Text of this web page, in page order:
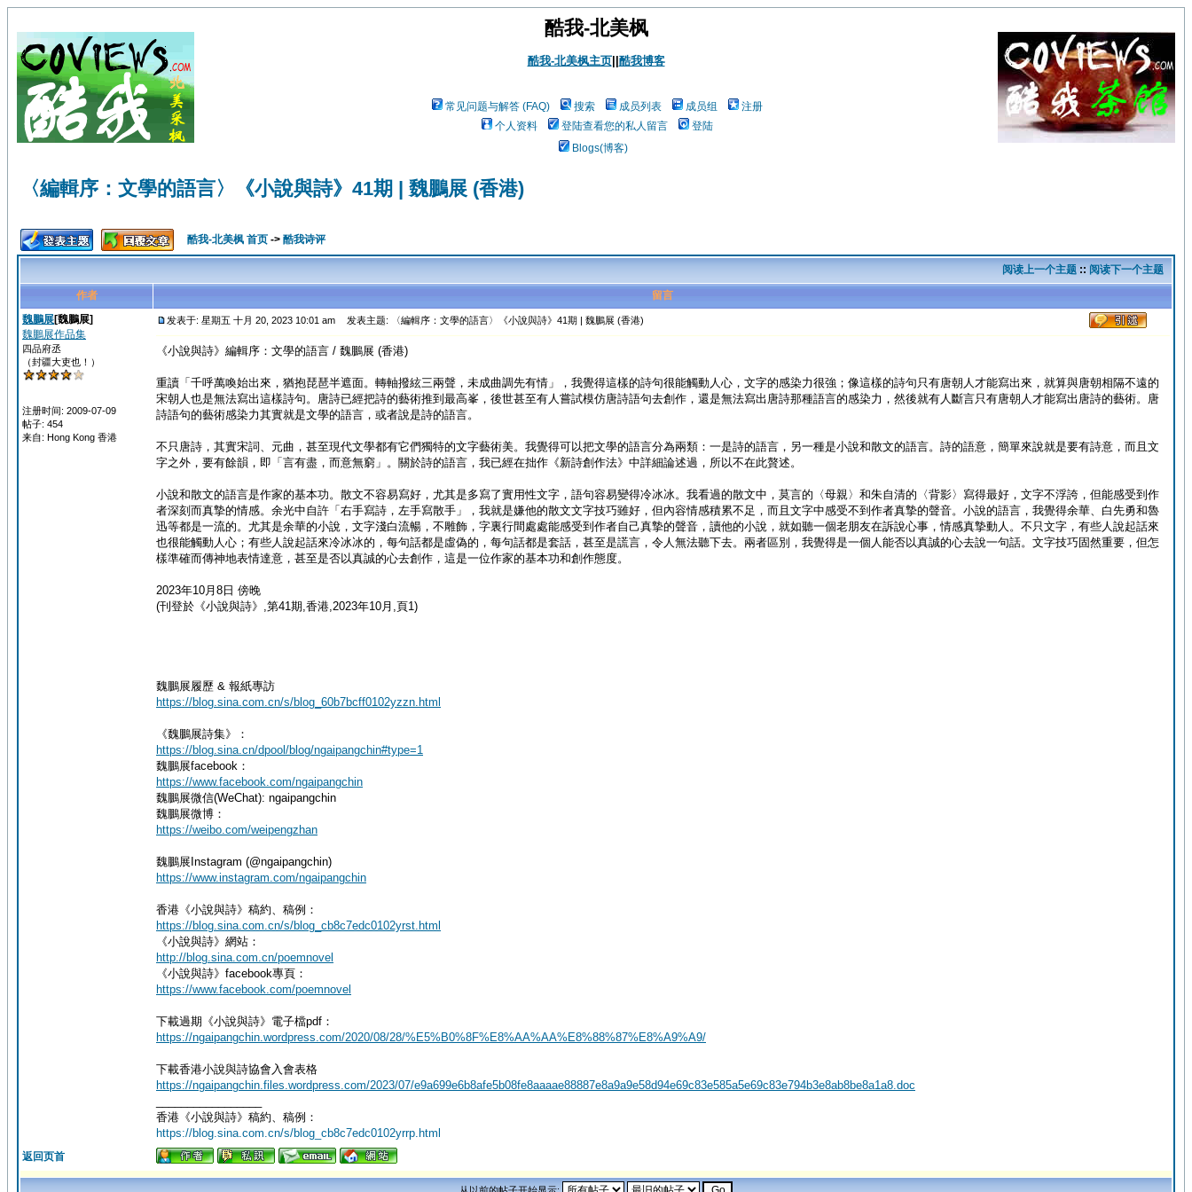
酷我-北美枫
酷我-北美枫主页|| 酷我博客
常见问题与解答 (FAQ) 搜索 成员列表 成员组
注册
个人资料
登陆查看您的私人留言
登陆
Blogs(博客)
〈編輯序：文學的語言〉《小說與詩》41期 | 魏鵬展 (香港)
酷我-北美枫 首页 -> 酷我诗评
阅读上一个主题 :: 阅读下一个主题
作者
留言
魏鵬展[魏鵬展]
魏鵬展作品集
四品府丞
（封疆大吏也！）
注册时间: 2009-07-09
帖子: 454
来自: Hong Kong 香港
发表于: 星期五 十月 20, 2023 10:01 am 发表主题: 〈編輯序：文學的語言〉《小說與詩》41期 | 魏鵬展 (香港)
《小說與詩》編輯序：文學的語言 / 魏鵬展 (香港)
重讀「千呼萬喚始出來，猶抱琵琶半遮面。轉軸撥絃三兩聲，未成曲調先有情」，我覺得這樣的詩句很能觸動人心，文字的感染力很強；像這樣的詩句只有唐朝人才能寫出來，就算與唐朝相隔不遠的
宋朝人也是無法寫出這樣詩句。唐詩已經把詩的藝術推到最高峯，後世甚至有人嘗試模仿唐詩語句去創作，還是無法寫出唐詩那種語言的感染力，然後就有人斷言只有唐朝人才能寫出唐詩的藝術。唐
詩語句的藝術感染力其實就是文學的語言，或者說是詩的語言。
不只唐詩，其實宋詞、元曲，甚至現代文學都有它們獨特的文字藝術美。我覺得可以把文學的語言分為兩類：一是詩的語言，另一種是小說和散文的語言。詩的語意，簡單來說就是要有詩意，而且文
字之外，要有餘韻，即「言有盡，而意無窮」。關於詩的語言，我已經在拙作《新詩創作法》中詳細論述過，所以不在此贅述。
小說和散文的語言是作家的基本功。散文不容易寫好，尤其是多寫了實用性文字，語句容易變得冷冰冰。我看過的散文中，莫言的〈母親〉和朱自清的〈背影〉寫得最好，文字不浮誇，但能感受到作
者深刻而真摯的情感。余光中自許「右手寫詩，左手寫散手」，我就是嫌他的散文文字技巧雖好，但內容情感積累不足，而且文字中感受不到作者真摯的聲音。小說的語言，我覺得余華、白先勇和魯
迅等都是一流的。尤其是余華的小說，文字淺白流暢，不雕飾，字裏行間處處能感受到作者自己真摯的聲音，讀他的小說，就如聽一個老朋友在訴說心事，情感真摯動人。不只文字，有些人說起話來
也很能觸動人心；有些人說起話來冷冰冰的，每句話都是虛偽的，每句話都是套話，甚至是謊言，令人無法聽下去。兩者區別，我覺得是一個人能否以真誠的心去說一句話。文字技巧固然重要，但怎
樣準確而傳神地表情達意，甚至是否以真誠的心去創作，這是一位作家的基本功和創作態度。
2023年10月8日 傍晚
(刊登於《小說與詩》,第41期,香港,2023年10月,頁1)
魏鵬展履歷 & 報紙專訪
https://blog.sina.com.cn/s/blog_60b7bcff0102yzzn.html
《魏鵬展詩集》：
https://blog.sina.cn/dpool/blog/ngaipangchin#type=1
魏鵬展facebook：
https://www.facebook.com/ngaipangchin
魏鵬展微信(WeChat): ngaipangchin
魏鵬展微博：
https://weibo.com/weipengzhan
魏鵬展Instagram (@ngaipangchin)
https://www.instagram.com/ngaipangchin
香港《小說與詩》稿約、稿例：
https://blog.sina.com.cn/s/blog_cb8c7edc0102yrst.html
《小說與詩》網站：
http://blog.sina.com.cn/poemnovel
《小說與詩》facebook專頁：
https://www.facebook.com/poemnovel
下載過期《小說與詩》電子檔pdf：
https://ngaipangchin.wordpress.com/2020/08/28/%E5%B0%8F%E8%AA%AA%E8%88%87%E8%A9%A9/
下載香港小說與詩協會入會表格
https://ngaipangchin.files.wordpress.com/2023/07/e9a699e6b8afe5b08fe8aaaae88887e8a9a9e58d94e69c83e585a5e69c83e794b3e8ab8be8a1a8.doc
香港《小說與詩》稿約、稿例：
https://blog.sina.com.cn/s/blog_cb8c7edc0102yrrp.html
返回页首